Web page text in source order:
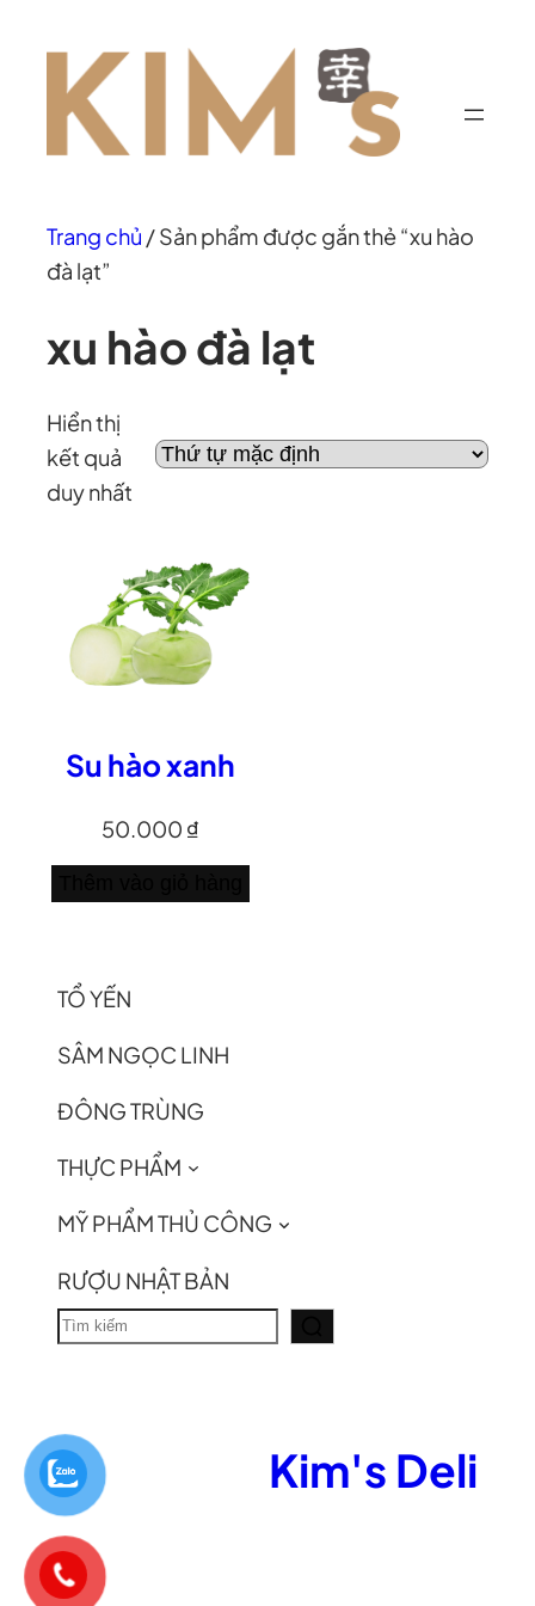
đến
dung
Trang chủ / Sản phẩm được gắn thẻ “xu hào
đà lạt”
xu hào đà lạt
Hiển thị
kết quả
duy nhất
Su hào xanh
50.000 ₫
TỔ YẾN
SÂM NGỌC LINH
ĐÔNG TRÙNG
THỰC PHẨM
MỸ PHẨM THỦ CÔNG
RƯỢU NHẬT BẢN
T
k
i
ế
m
Kim's Deli